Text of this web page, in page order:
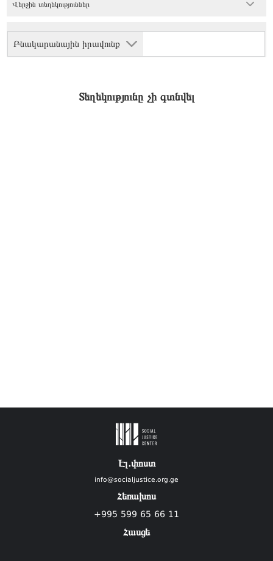
Բնակարանային իրավունք
Վերջին տեղեկություններ
Տեղեկությունը չի գտնվել
Էլ.փոստ
info@socialjustice.org.ge
Հեռախոս
+995 599 65 66 11
Հասցե